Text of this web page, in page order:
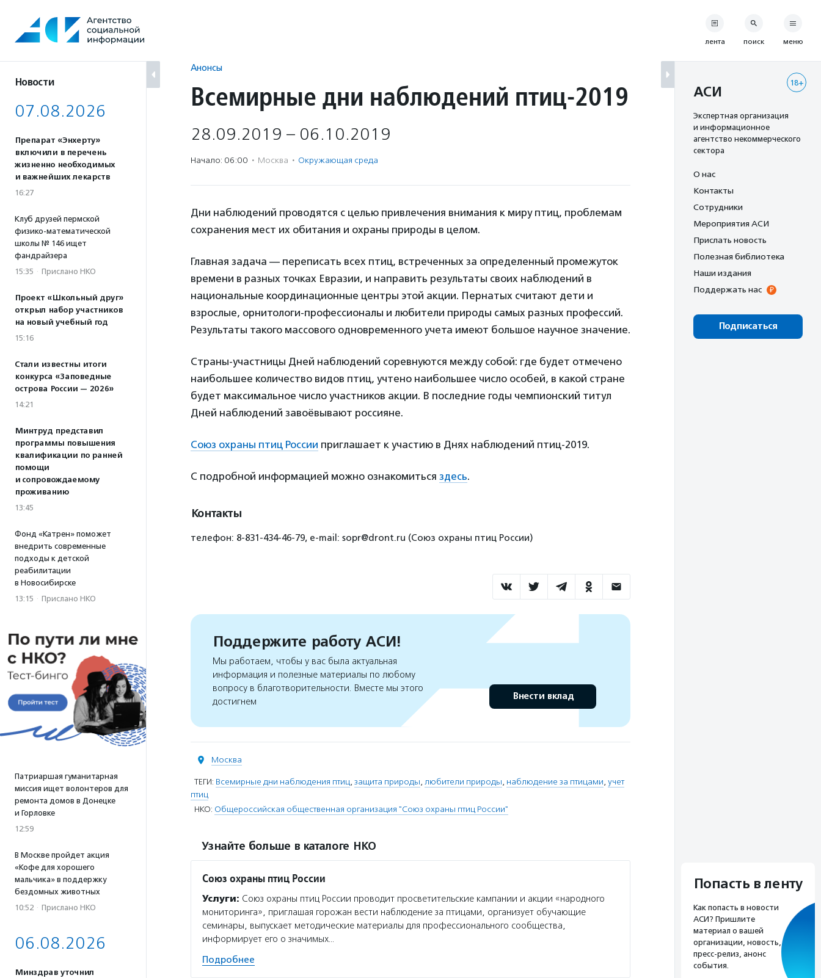
содержанию
Новости
07.08.2026
Препарат «Энхерту»
включили в перечень
жизненно необходимых
и важнейших лекарств
16:27
Клуб друзей пермской
физико-математической
школы № 146 ищет
фандрайзера
15:35 · Прислано НКО
Проект «Школьный друг»
открыл набор участников
на новый учебный год
15:16
Стали известны итоги
конкурса «Заповедные
острова России — 2026»
14:21
Минтруд представил
программы повышения
квалификации по ранней
помощи
и сопровождаемому
проживанию
13:45
Фонд «Катрен» поможет
внедрить современные
подходы к детской
реабилитации
в Новосибирске
13:15 · Прислано НКО
Патриаршая гуманитарная
миссия ищет волонтеров для
ремонта домов в Донецке
и Горловке
12:59
В Москве пройдет акция
«Кофе для хорошего
мальчика» в поддержку
бездомных животных
10:52 · Прислано НКО
06.08.2026
Минздрав уточнил
Анонсы
Всемирные дни наблюдений птиц-2019
28.09.2019 – 06.10.2019
Начало: 06:00 · Москва · Окружающая среда
Дни наблюдений проводятся с целью привлечения внимания к миру птиц, проблемам
сохранения мест их обитания и охраны природы в целом.
Главная задача — переписать всех птиц, встреченных за определенный промежуток
времени в разных точках Евразии, и направить результаты своих наблюдений в
национальные координационные центры этой акции. Пернатых считают дети и
взрослые, орнитологи-профессионалы и любители природы самых разных профессий.
Результаты такого массового одновременного учета имеют большое научное значение.
Страны-участницы Дней наблюдений соревнуются между собой: где будет отмечено
наибольшее количество видов птиц, учтено наибольшее число особей, в какой стране
будет максимальное число участников акции. В последние годы чемпионский титул
Дней наблюдений завоёвывают россияне.
Союз охраны птиц России приглашает к участию в Днях наблюдений птиц-2019.
С подробной информацией можно ознакомиться здесь.
Контакты
телефон: 8-831-434-46-79, e-mail: sopr@dront.ru (Союз охраны птиц России)
Поддержите работу АСИ!
Мы работаем, чтобы у вас была актуальная
информация и полезные материалы по любому
вопросу в благотворительности. Вместе мы этого
достигнем
Внести вклад
Москва
ТЕГИ: Всемирные дни наблюдения птиц, защита природы, любители природы, наблюдение за птицами, учет
птиц
НКО: Общероссийская общественная организация "Союз охраны птиц России"
Узнайте больше в каталоге НКО
Союз охраны птиц России
Услуги: Союз охраны птиц России проводит просветительские кампании и акции «народного
мониторинга», приглашая горожан вести наблюдение за птицами, организует обучающие
семинары, выпускает методические материалы для профессионального сообщества,
информирует его о значимых…
Подробнее
лента поиск меню
18+
АСИ
Экспертная организация
и информационное
агентство некоммерческого
сектора
О нас
Контакты
Сотрудники
Мероприятия АСИ
Прислать новость
Полезная библиотека
Наши издания
Поддержать нас
Подписаться
Попасть в ленту
Как попасть в новости
АСИ? Пришлите
материал о вашей
организации, новость,
пресс-релиз, анонс
события.